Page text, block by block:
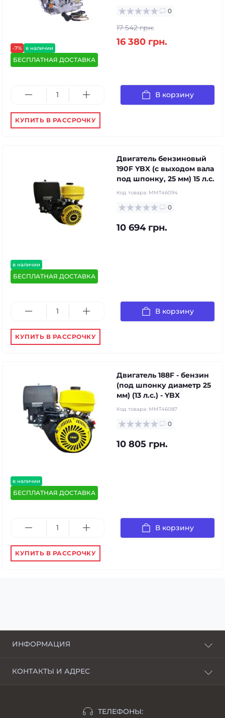
-7% в наличии
БЕСПЛАТНАЯ ДОСТАВКА
0
17 542 грн.
16 380 грн.
В корзину
КУПИТЬ В РАССРОЧКУ
в наличии
БЕСПЛАТНАЯ ДОСТАВКА
Двигатель бензиновый
190F YBX (с выходом вала
под шпонку, 25 мм) 15 л.с.
Код товара: MMT46094
0
10 694 грн.
В корзину
КУПИТЬ В РАССРОЧКУ
в наличии
БЕСПЛАТНАЯ ДОСТАВКА
Двигатель 188F - бензин
(под шпонку диаметр 25
мм) (13 л.с.) - YBX
Код товара: MMT46087
0
10 805 грн.
В корзину
КУПИТЬ В РАССРОЧКУ
ИНФОРМАЦИЯ
КОНТАКТЫ И АДРЕС
ТЕЛЕФОНЫ: